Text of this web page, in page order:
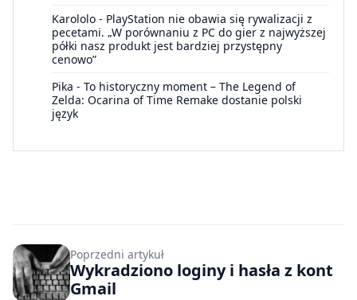
Karololo - PlayStation nie obawia się rywalizacji z
pecetami. „W porównaniu z PC do gier z najwyższej
półki nasz produkt jest bardziej przystępny
cenowo”
Pika - To historyczny moment – The Legend of
Zelda: Ocarina of Time Remake dostanie polski
język
Poprzedni artykuł
Wykradziono loginy i hasła z kont
Gmail